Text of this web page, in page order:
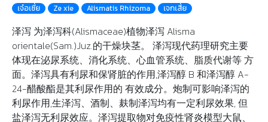
เจ๋อเซี่ย Ze xie Alismatis Rhizoma เจกเสี่ย
泽泻 为泽泻科(Alismaceae)植物泽泻 Alisma
orientale(Sam.)Juz.的干燥块茎。 泽泻现代药理研究主要
体现在泌尿系统、消化系统、心血管系统、脂质代谢等 方
面。泽泻具有利尿和保肾脏的作用,泽泻醇 B 和泽泻醇 A-
24-醋酸酯是其利尿作用的 有效成分。炮制可影响泽泻的
利尿作用,生泽泻、酒制、麸制泽泻均有一定利尿效果, 但
盐泽泻无利尿效应。泽泻提取物对免疫性肾炎模型大鼠、